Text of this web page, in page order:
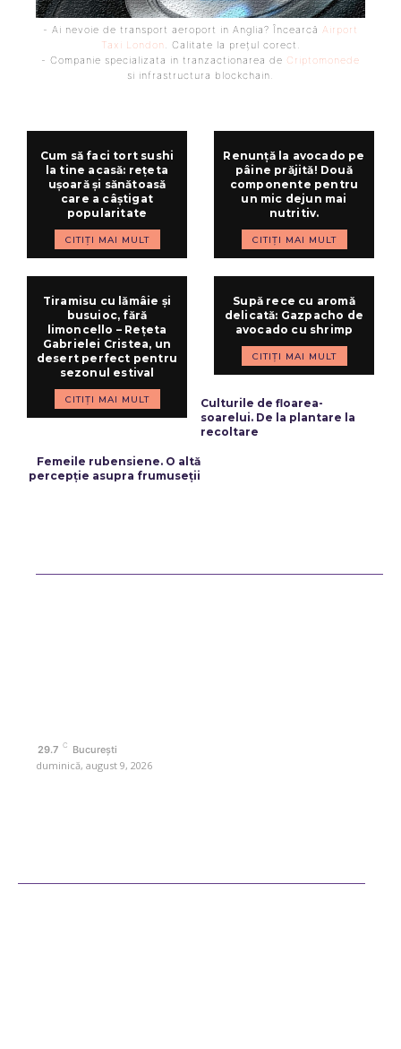
- Ai nevoie de transport aeroport in Anglia? Încearcă Airport
Taxi London. Calitate la prețul corect.
- Companie specializata in tranzactionarea de Criptomonede
si infrastructura blockchain.
Cum să faci tort sushi
la tine acasă: rețeta
ușoară și sănătoasă
care a câștigat
popularitate
CITIȚI MAI MULT
Renunță la avocado pe
pâine prăjită! Două
componente pentru
un mic dejun mai
nutritiv.
CITIȚI MAI MULT
Tiramisu cu lămâie și
busuioc, fără
limoncello – Rețeta
Gabrielei Cristea, un
desert perfect pentru
sezonul estival
CITIȚI MAI MULT
Supă rece cu aromă
delicată: Gazpacho de
avocado cu shrimp
CITIȚI MAI MULT
Culturile de floarea-
soarelui. De la plantare la
recoltare
Femeile rubensiene. O altă
percepție asupra frumuseții
29.7 C București
duminică, august 9, 2026